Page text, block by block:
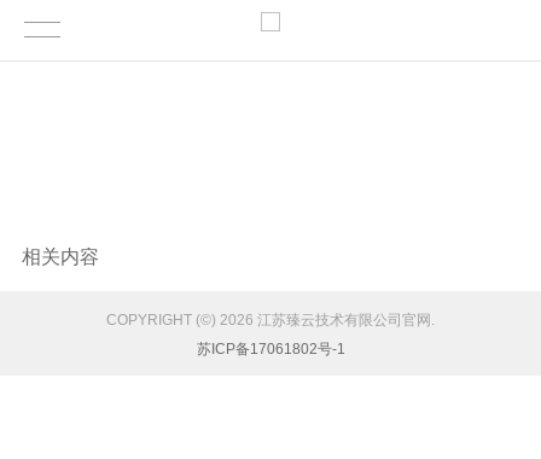
相关内容
COPYRIGHT (©) 2026 江苏臻云技术有限公司官网.
苏ICP备17061802号-1